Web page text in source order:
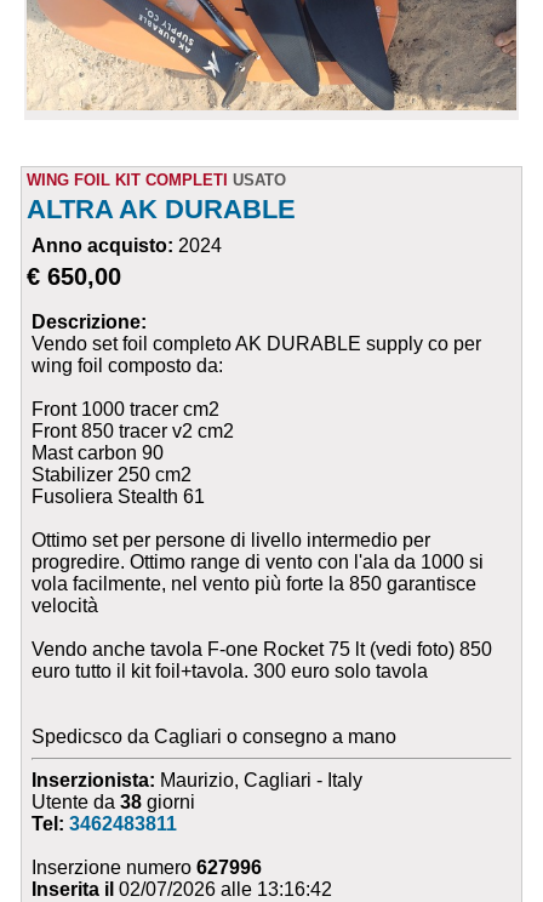
WING FOIL KIT COMPLETI USATO
ALTRA AK DURABLE
Anno acquisto:2024
€ 650,00
Descrizione:
Vendo set foil completo AK DURABLE supply co per
wing foil composto da:
Front 1000 tracer cm2
Front 850 tracer v2 cm2
Mast carbon 90
Stabilizer 250 cm2
Fusoliera Stealth 61
Ottimo set per persone di livello intermedio per
progredire. Ottimo range di vento con l'ala da 1000 si
vola facilmente, nel vento più forte la 850 garantisce
velocità
Vendo anche tavola F-one Rocket 75 lt (vedi foto) 850
euro tutto il kit foil+tavola. 300 euro solo tavola
Spedicsco da Cagliari o consegno a mano
Inserzionista: Maurizio, Cagliari - Italy
Utente da38 giorni
Tel:3462483811
Inserzione numero627996
Inserita il 02/07/2026 alle 13:16:42